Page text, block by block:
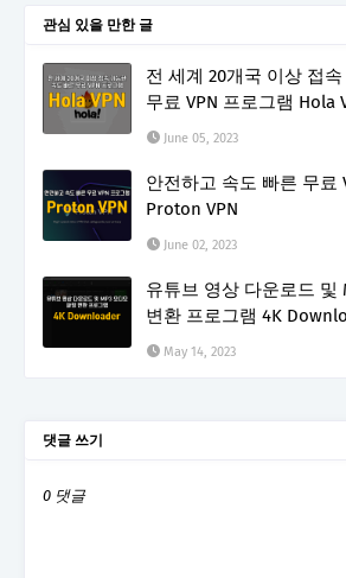
관심 있을 만한 글
전 세계 20개국 이상 접
무료 VPN 프로그램 Hola
June 05, 2023
안전하고 속도 빠른 무료
Proton VPN
June 02, 2023
유튜브 영상 다운로드 및
변환 프로그램 4K
May 14, 2023
댓글 쓰기
0 댓글